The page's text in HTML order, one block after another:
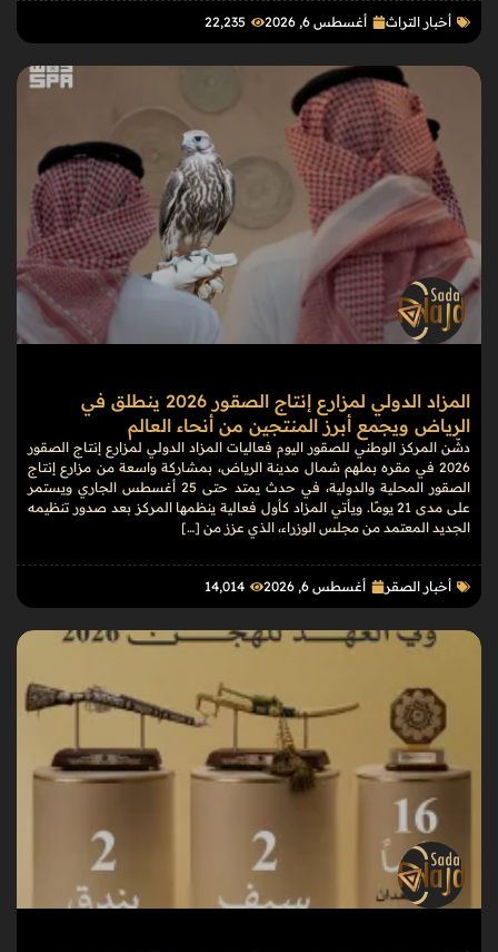
أخبار التراث أغسطس 6, 2026 22٬235
المزاد الدولي لمزارع إنتاج الصقور 2026 ينطلق في
الرياض ويجمع أبرز المنتجين من أنحاء العالم
دشّن المركز الوطني للصقور اليوم فعاليات المزاد الدولي لمزارع إنتاج الصقور
2026 في مقره بملهم شمال مدينة الرياض، بمشاركة واسعة من مزارع إنتاج
الصقور المحلية والدولية، في حدث يمتد حتى 25 أغسطس الجاري ويستمر
على مدى 21 يومًا. ويأتي المزاد كأول فعالية ينظمها المركز بعد صدور تنظيمه
الجديد المعتمد من مجلس الوزراء، الذي عزز من […]
أخبار الصقر أغسطس 6, 2026 14٬014